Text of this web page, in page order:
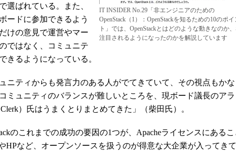
IT INSIDER No.29「非エンジニアのための
OpenStack（1）：OpenStackを知るための10のポイ
ト」では、OpenStackとはどのような動きなのか
注目されるようになったのかを解説しています
選ばれている。また、
ードに参加できるよう
けの意見で運営やマー
ではなく、コミュニテ
きるようになっている。
ニティからも発言力のある人がでてきていて、その視点もかな
ミュニティのバランスが難しいところを、現ボード議長のアラ
）氏はうまくとりまとめてきた」（柴田氏）。
のこれまでの成功の要因の1つが、Apacheライセンスにあるこ
HPなど、オープンソースを扱うのが得意な大企業が入ってきて